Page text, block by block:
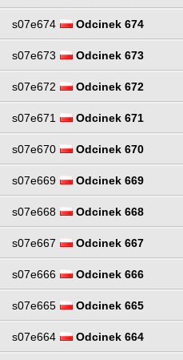
s07e674 Odcinek 674
s07e673 Odcinek 673
s07e672 Odcinek 672
s07e671 Odcinek 671
s07e670 Odcinek 670
s07e669 Odcinek 669
s07e668 Odcinek 668
s07e667 Odcinek 667
s07e666 Odcinek 666
s07e665 Odcinek 665
s07e664 Odcinek 664